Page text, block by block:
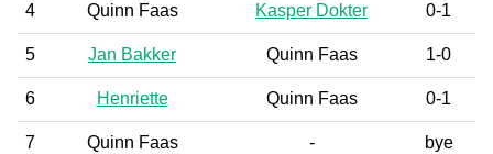
4 Quinn Faas Kasper Dokter 0-1
5 Jan Bakker Quinn Faas 1-0
6 Henriette Quinn Faas 0-1
7 Quinn Faas - bye